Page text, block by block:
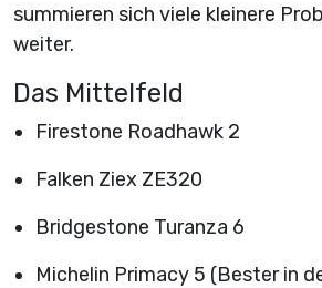
summieren sich viele kleinere
weiter.
Das Mittelfeld
Firestone Roadhawk 2
Falken Ziex ZE320
Bridgestone Turanza 6
Michelin Primacy 5 (Bester in